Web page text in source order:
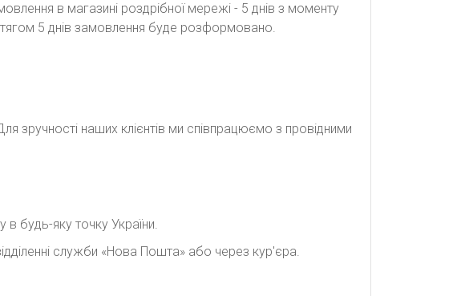
в магазині роздрібної мережі - 5 днів з моменту
5 днів замовлення буде розформовано.
зручності наших клієнтів ми співпрацюємо з провідними
будь-яку точку України.
служби «Нова Пошта» або через кур'єра.